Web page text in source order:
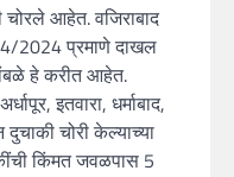
चोरले आहेत. वजिराबाद
2024 प्रमाणे दाखल
हे करीत आहेत.
इतवारा, धर्माबाद,
दुचाकी चोरी केल्याच्या
किंमत जवळपास 5